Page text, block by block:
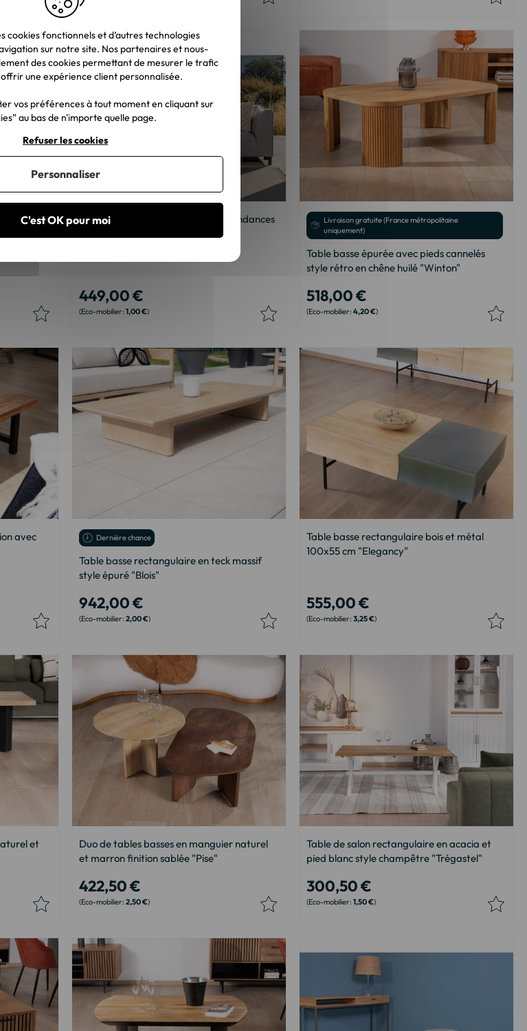
verso
noirs
Duo de tables gigognes noires et tendances
449,00 €
1,00 €
Livraison gratuite (France métropolitaine
uniquement)
Table basse épurée avec pieds cannelés
style rétro en chêne huilé "Winton"
518,00 €
4,20 €
avec
Dernière chance
Table basse rectangulaire en teck massif
style épuré "Blois"
942,00 €
2,00 €
Table basse rectangulaire bois et métal
100x55 cm "Elegancy"
555,00 €
3,25 €
et
Duo de tables basses en manguier naturel
et marron finition sablée "Pise"
422,50 €
2,50 €
Table de salon rectangulaire en acacia et
pied blanc style champêtre "Trégastel"
300,50 €
1,50 €
cookies fonctionnels et d’autres technologies
sur notre site. Nos partenaires et nous-
des cookies permettant de mesurer le trafic
une expérience client personnalisée.
vos préférences à tout moment en cliquant sur
au bas de n'importe quelle page.
C'est OK pour moi
Refuser les cookies
Personnaliser